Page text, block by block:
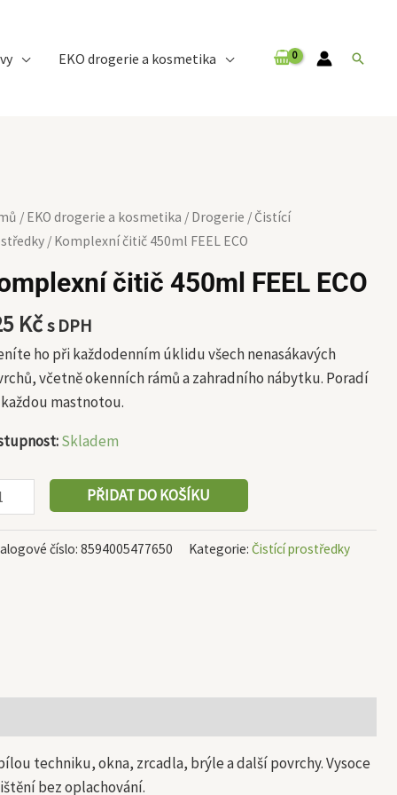
EKO drogerie a kosmetika Hledat
/ EKO drogerie a kosmetika / Drogerie / Čistící
/ Komplexní čitič 450ml FEEL ECO
čitič 450ml FEEL ECO
Kčs DPH
ho při každodenním úklidu všech nenasákavých
včetně okenních rámů a zahradního nábytku. Poradí
každou mastnotou.
Skladem
PŘIDAT DO KOŠÍKU
číslo: 8594005477650 Kategorie: Čistící prostředky
techniku, okna, zrcadla, brýle a další povrchy. Vysoce
bez oplachování.